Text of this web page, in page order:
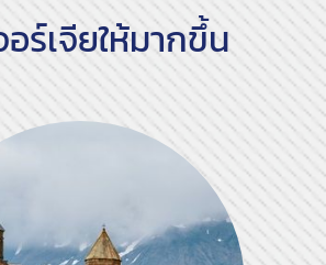
ร์เจียให้มากขึ้น